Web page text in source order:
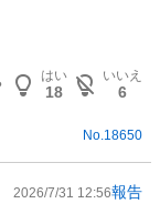
はい
18
いいえ
6
No. 18650
2026/7/31 12:56報告